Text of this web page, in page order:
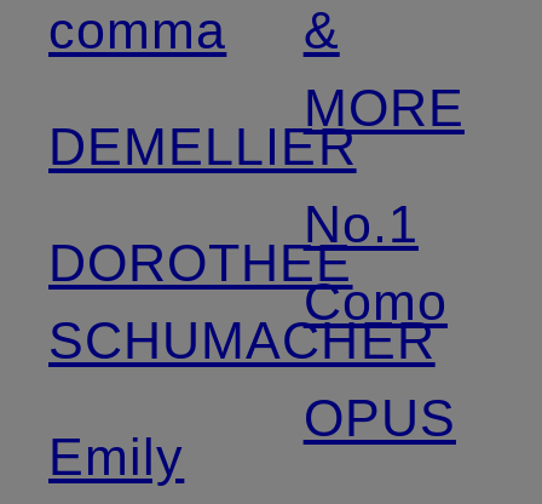
comma
DEMELLIER
DOROTHEE
SCHUMACHER
Emily
&
MORE
No.1
Como
OPUS